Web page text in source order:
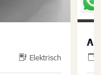
Elektrisch